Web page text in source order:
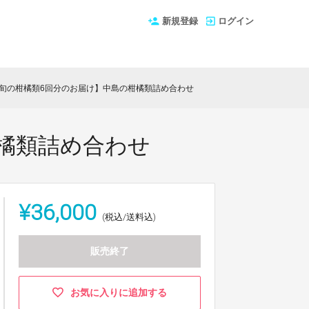
新規登録 ログイン
の柑橘類6回分のお届け】中島の柑橘類詰め合わせ
類詰め合わせ
¥36,000 (税込/送料込)
販売終了
お気に入りに追加する